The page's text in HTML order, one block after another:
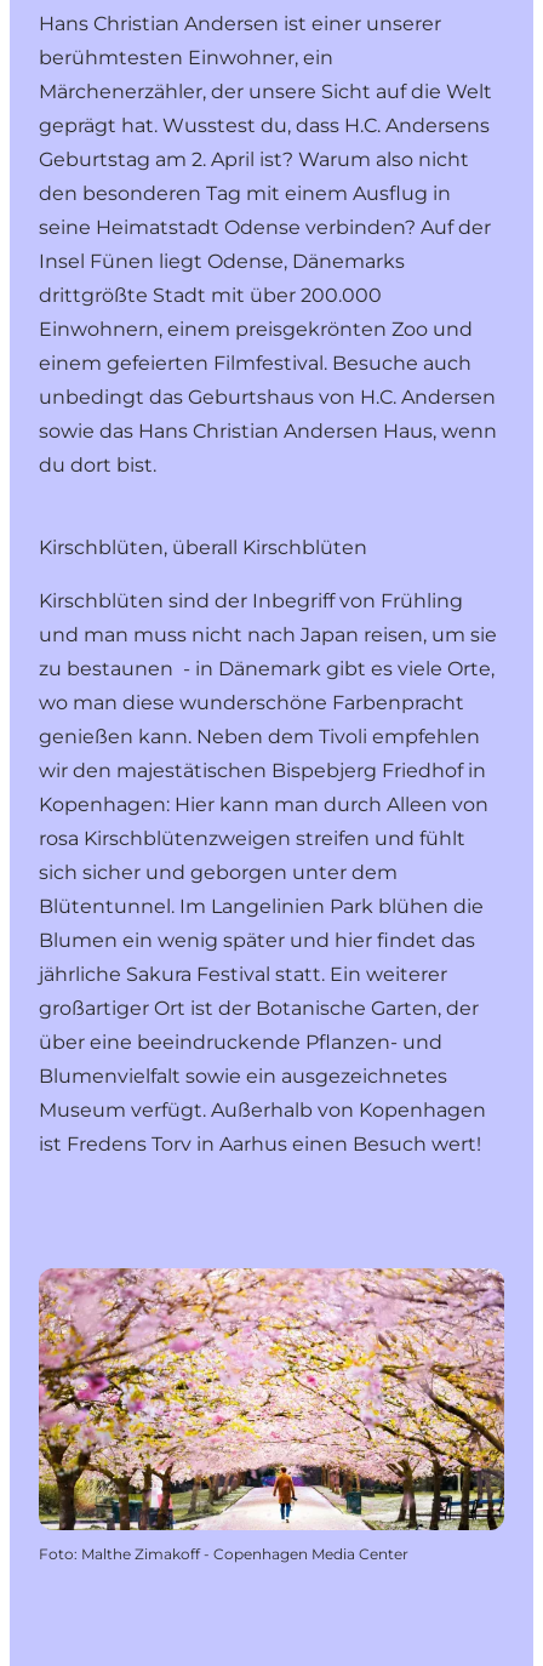
Hans Christian Andersen ist einer unserer
berühmtesten Einwohner, ein
Märchenerzähler, der unsere Sicht auf die Welt
geprägt hat. Wusstest du, dass H.C. Andersens
Geburtstag am 2. April ist? Warum also nicht
den besonderen Tag mit einem Ausflug in
seine Heimatstadt Odense verbinden? Auf der
Insel Fünen liegt Odense, Dänemarks
drittgrößte Stadt mit über 200.000
Einwohnern, einem preisgekrönten Zoo und
einem gefeierten Filmfestival. Besuche auch
unbedingt das Geburtshaus von H.C. Andersen
sowie das Hans Christian Andersen Haus, wenn
du dort bist.
Kirschblüten, überall Kirschblüten
Kirschblüten sind der Inbegriff von Frühling
und man muss nicht nach Japan reisen, um sie
zu bestaunen - in Dänemark gibt es viele Orte,
wo man diese wunderschöne Farbenpracht
genießen kann. Neben dem Tivoli empfehlen
wir den majestätischen Bispebjerg Friedhof in
Kopenhagen: Hier kann man durch Alleen von
rosa Kirschblütenzweigen streifen und fühlt
sich sicher und geborgen unter dem
Blütentunnel. Im Langelinien Park blühen die
Blumen ein wenig später und hier findet das
jährliche Sakura Festival statt. Ein weiterer
großartiger Ort ist der Botanische Garten, der
über eine beeindruckende Pflanzen- und
Blumenvielfalt sowie ein ausgezeichnetes
Museum verfügt. Außerhalb von Kopenhagen
ist Fredens Torv in Aarhus einen Besuch wert!
Foto: Malthe Zimakoff - Copenhagen Media Center